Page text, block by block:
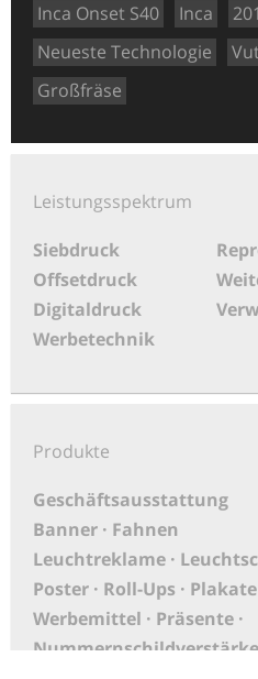
Inca Onset S40
Inca
Neueste Technologie
Großfräse
Leistungsspektrum
Siebdruck
Offsetdruck
Digitaldruck
Werbetechnik
Produkte
Geschäftsausstattung
Banner · Fahnen
Leuchtreklame ·
Poster · Roll-Ups · Plakate
Werbemittel · Präsente ·